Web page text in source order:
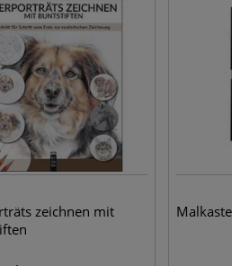
zeichnen mit